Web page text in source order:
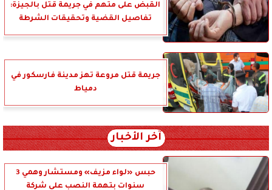
القبض على متهم في جريمة قتل بالجيزة:
تفاصيل القضية وتحقيقات الشرطة
جريمة قتل مروعة تهز مدينة فارسكور في
دمياط
آخر الأخبار
حبس «لواء مزيف» ومستشار وهمي 3
سنوات بتهمة النصب على شركة